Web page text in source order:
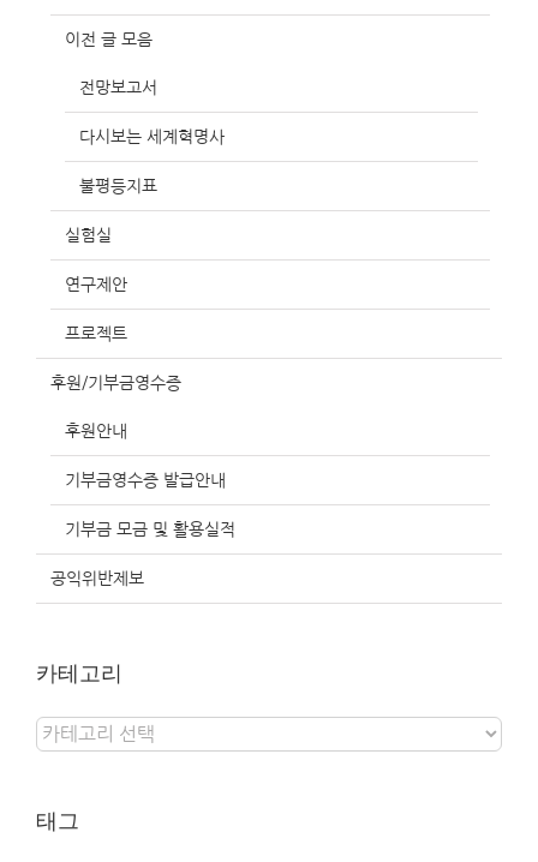
이전 글 모음
전망보고서
다시보는 세계혁명사
불평등지표
실험실
연구제안
프로젝트
후원/기부금영수증
후원안내
기부금영수증 발급안내
기부금 모금 및 활용실적
공익위반제보
카테고리
카
테
태그